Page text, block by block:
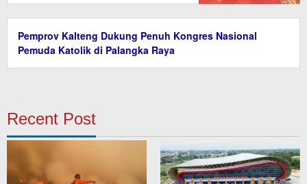
Pemprov Kalteng Dukung Penuh Kongres Nasional
Pemuda Katolik di Palangka Raya
Recent Post